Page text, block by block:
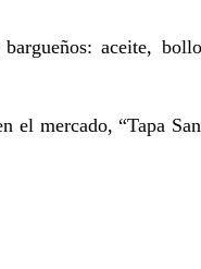
aceite,
mercado, “Tapa